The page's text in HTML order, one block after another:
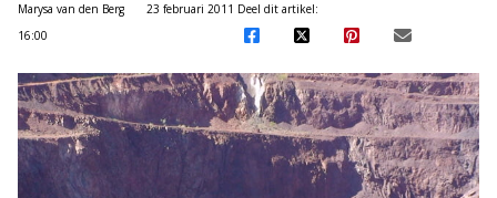
Marysa van den Berg
23 februari 2011
16:00
Deel dit artikel: